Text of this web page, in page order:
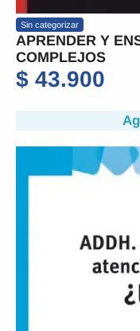
Sin categorizar
APRENDER Y
COMPLEJOS
$ 43.900